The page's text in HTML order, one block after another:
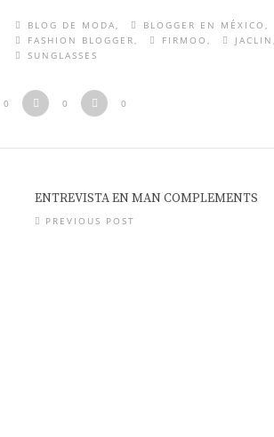
BLOG DE MODA BLOGGER EN MÉXICO
FASHION BLOGGER
FIRMOO JACLIN
SUNGLASSES
0 0 0
ENTREVISTA EN MAN COMPLEMENTS
PREVIOUS POST